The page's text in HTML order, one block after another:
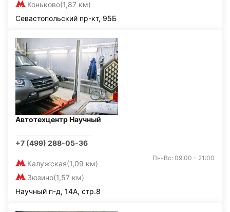
Коньково(1,87 км)
Севастопольский пр-кт, 95Б
Автотехцентр Научный
+7 (499) 288-05-36
Калужская(1,09 км)
Зюзино(1,57 км)
Пн-Вс: 09:00 - 21:00
Научный п-д, 14А, стр.8